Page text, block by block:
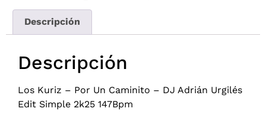
Descripción
Descripción
Los Kuriz – Por Un Caminito – DJ Adrián Urgilés
Edit Simple 2k25 147Bpm